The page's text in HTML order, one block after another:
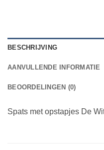
BESCHRIJVING
AANVULLENDE INFORMATIE
BEOORDELINGEN (0)
Spats met opstapjes De